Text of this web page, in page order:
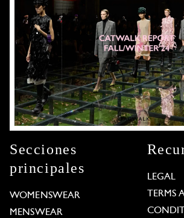
Secciones
principales
WOMENSWEAR
MENSWEAR
LEGAL
TERMS